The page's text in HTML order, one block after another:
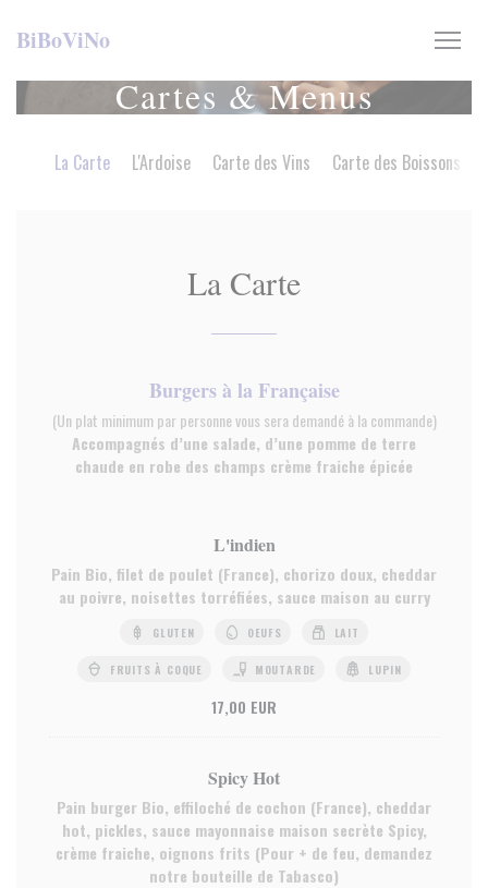
BiBoViNo
Cartes & Menus
La Carte L'Ardoise Carte des Vins Carte des Boissons
La Carte
Burgers à la Française
(Un plat minimum par personne vous sera demandé à la commande)
Accompagnés d’une salade, d’une pomme de terre
chaude en robe des champs crème fraiche épicée
L'indien
Pain Bio, filet de poulet (France), chorizo doux, cheddar
au poivre, noisettes torréfiées, sauce maison au curry
GLUTEN OEUFS LAIT
FRUITS À COQUE MOUTARDE LUPIN
17,00 EUR
Spicy Hot
Pain burger Bio, effiloché de cochon (France), cheddar
hot, pickles, sauce mayonnaise maison secrète Spicy,
crème fraiche, oignons frits (Pour + de feu, demandez
notre bouteille de Tabasco)